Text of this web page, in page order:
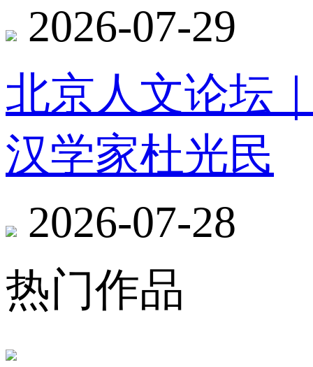
2026-07-29
北京人文论坛
汉学家杜光民
2026-07-28
热门作品